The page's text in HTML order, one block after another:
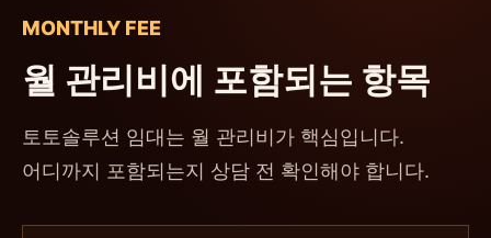
MONTHLY FEE
월 관리비에 포함되는 항목
토토솔루션 임대는 월 관리비가 핵심입니다.
어디까지 포함되는지 상담 전 확인해야 합니다.